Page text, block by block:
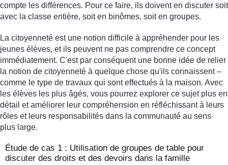
compte les différences. Pour ce faire, ils doivent en discuter soit
avec la classe entière, soit en binômes, soit en groupes.
La citoyenneté est une notion difficile à appréhender pour les
jeunes élèves, et ils peuvent ne pas comprendre ce concept
immédiatement. C'est par conséquent une bonne idée de relier
la notion de citoyenneté à quelque chose qu'ils connaissent –
comme le type de travaux qui sont effectués à la maison. Avec
les élèves les plus âgés, vous pourrez explorer ce sujet plus en
détail et améliorer leur compréhension en réfléchissant à leurs
rôles et leurs responsabilités dans la communauté au sens
plus large.
Étude de cas 1 : Utilisation de groupes de table pour
discuter des droits et des devoirs dans la famille